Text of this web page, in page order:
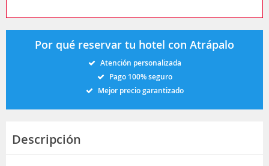
Por qué reservar tu hotel con Atrápalo
Atención personalizada
Pago 100% seguro
Mejor precio garantizado
Descripción